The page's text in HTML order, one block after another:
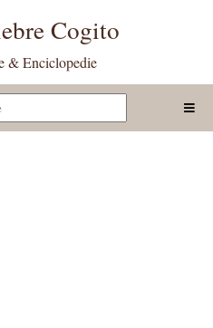
Cogito
& Enciclopedie